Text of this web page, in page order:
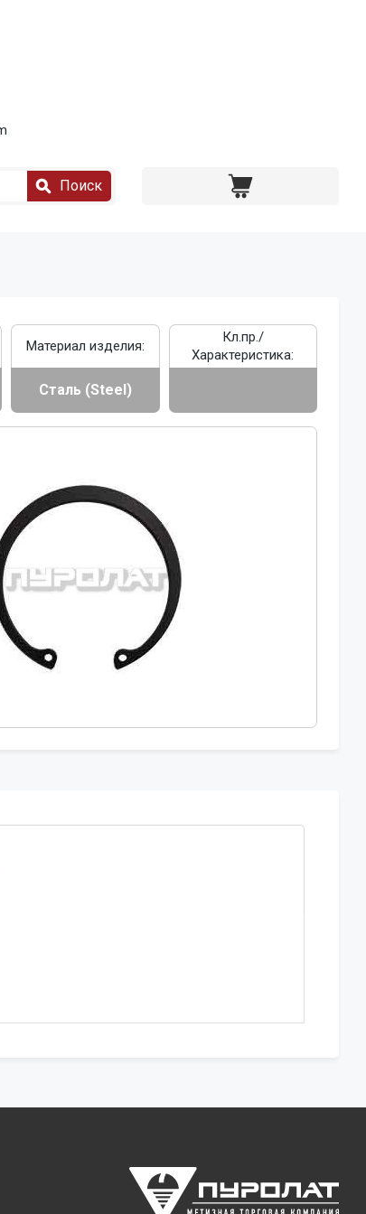
Поиск
Материал изделия:
Сталь (Steel)
Кл.пр./
Характеристика: